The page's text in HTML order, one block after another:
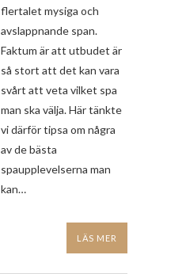
flertalet mysiga och
avslappnande span.
Faktum är att utbudet är
så stort att det kan vara
svårt att veta vilket spa
man ska välja. Här tänkte
vi därför tipsa om några
av de bästa
spaupplevelserna man
kan…
LÄS MER